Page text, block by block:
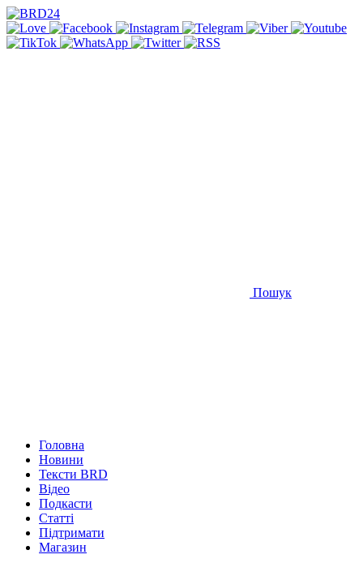
Пошук
Головна
Новини
Тексти BRD
Відео
Подкасти
Статті
Підтримати
Магазин